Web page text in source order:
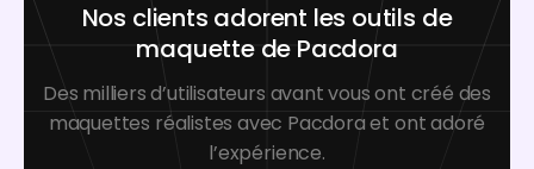
Nos clients adorent les outils de
maquette de Pacdora
Des milliers d’utilisateurs avant vous ont créé des
maquettes réalistes avec Pacdora et ont adoré
l’expérience.